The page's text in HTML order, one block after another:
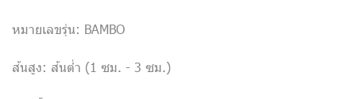
หมายเลขรุ่น: BAMBO
ส้นสูง: ส้นต่ำ (1 ซม. - 3 ซม.)